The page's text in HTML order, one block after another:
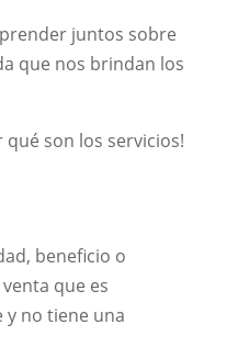
juntos sobre
que nos brindan los
qué son los servicios!
beneficio o
que es
y no tiene una